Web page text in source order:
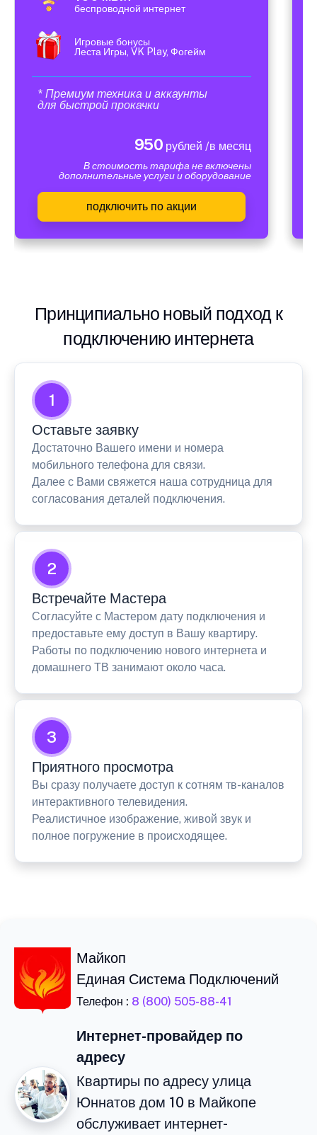
беспроводной интернет
Игровые бонусы
Леста Игры, VK Play, Фогейм
* Премиум техника и аккаунты
для быстрой прокачки
950 рублей /в месяц
В стоимость тарифа не включены
дополнительные услуги и оборудование
подключить по акции
Принципиально новый подход к
подключению интернета
1
Оставьте заявку
Достаточно Вашего имени и номера
мобильного телефона для связи.
Далее с Вами свяжется наша сотрудница для
согласования деталей подключения.
2
Встречайте Мастера
Согласуйте с Мастером дату подключения и
предоставьте ему доступ в Вашу квартиру.
Работы по подключению нового интернета и
домашнего ТВ занимают около часа.
3
Приятного просмотра
Вы сразу получаете доступ к сотням тв-каналов
интерактивного телевидения.
Реалистичное изображение, живой звук и
полное погружение в происходящее.
Майкоп
Единая Система Подключений
Телефон : 8 (800) 505-88-41
Интернет-провайдер по
адресу
Квартиры по адресу улица
Юннатов дом 10 в Майкопе
обслуживает интернет-